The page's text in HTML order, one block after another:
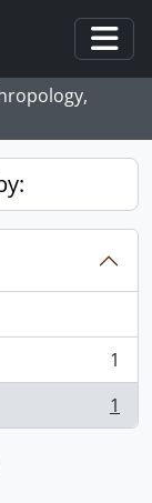
1
1